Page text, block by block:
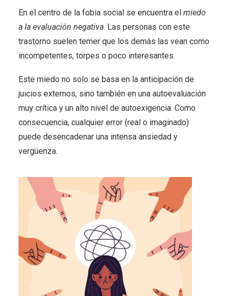
En el centro de la fobia social se encuentra el miedo
a la evaluación negativa. Las personas con este
trastorno suelen temer que los demás las vean como
incompetentes, torpes o poco interesantes.
Este miedo no solo se basa en la anticipación de
juicios externos, sino también en una autoevaluación
muy crítica y un alto nivel de autoexigencia. Como
consecuencia, cualquier error (real o imaginado)
puede desencadenar una intensa ansiedad y
vergüenza.